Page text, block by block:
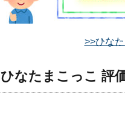
>>ひな
ひなたまこっこ 評